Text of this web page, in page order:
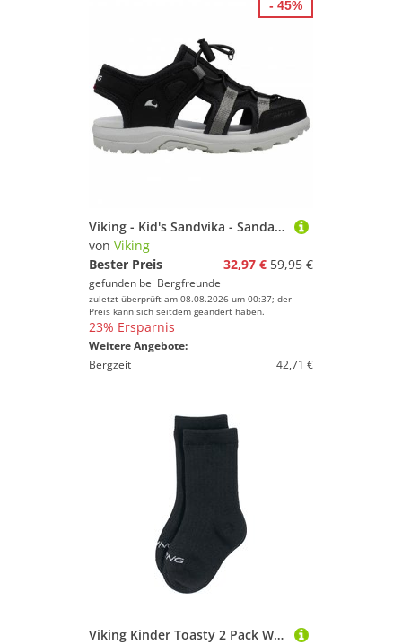
Viking - Kid's Sandvika - Sandalen Gr 29 schwarz
von Viking
Bester Preis
32,97 € 59,95 €
gefunden bei Bergfreunde
zuletzt überprüft am 08.08.2026 um 00:37; der
Preis kann sich seitdem geändert haben.
23% Ersparnis
Weitere Angebote:
Bergzeit
42,71 €
- 45%
Viking Kinder Toasty 2 Pack Wool Socken